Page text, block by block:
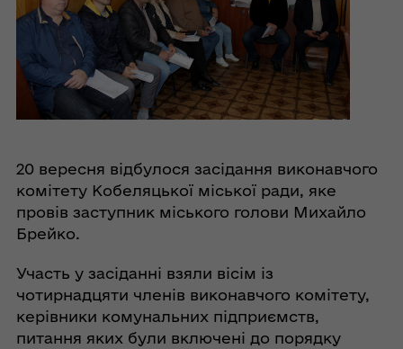
20 вересня відбулося засідання виконавчого
комітету Кобеляцької міської ради, яке
провів заступник міського голови Михайло
Брейко.
Участь у засіданні взяли вісім із
чотирнадцяти членів виконавчого комітету,
керівники комунальних підприємств,
питання яких були включені до порядку